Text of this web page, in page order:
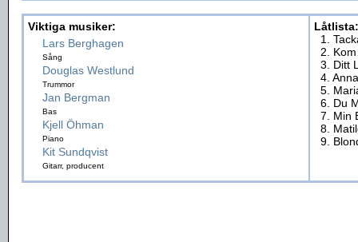
Viktiga musiker:
Lars Berghagen
Sång
Douglas Westlund
Trummor
Jan Bergman
Bas
Kjell Öhman
Piano
Kit Sundqvist
Gitarr, producent
Låtlista:
1.
2.
3. Ditt
4.
5.
6. Du
7. Min
8.
9.